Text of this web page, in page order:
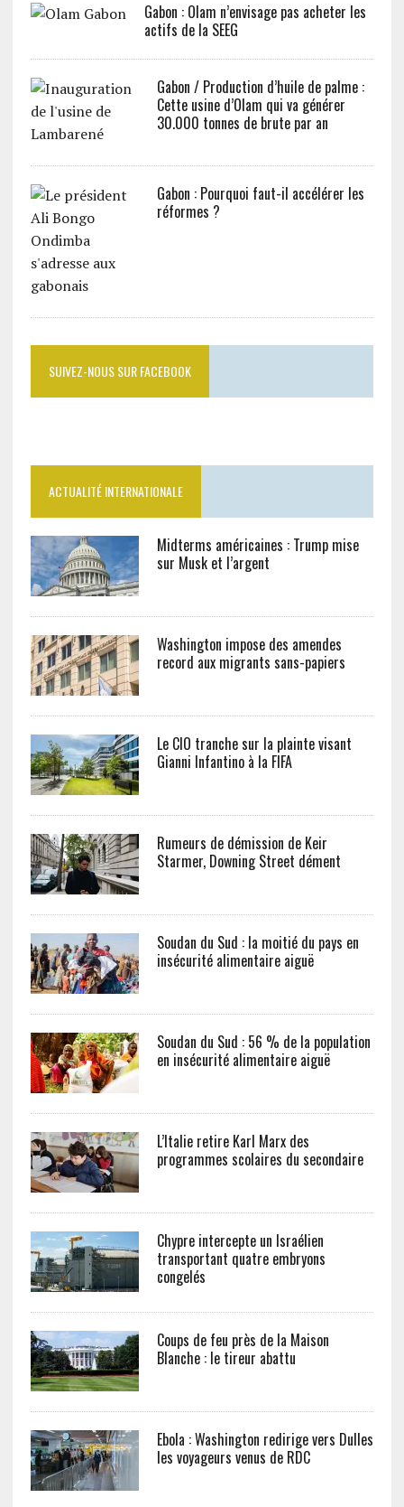
Gabon : Olam n’envisage pas acheter les
actifs de la SEEG
Gabon / Production d’huile de palme :
Cette usine d’Olam qui va générer
30.000 tonnes de brute par an
Gabon : Pourquoi faut-il accélérer les
réformes ?
SUIVEZ-NOUS SUR FACEBOOK
ACTUALITÉ INTERNATIONALE
Midterms américaines : Trump mise
sur Musk et l’argent
Washington impose des amendes
record aux migrants sans-papiers
Le CIO tranche sur la plainte visant
Gianni Infantino à la FIFA
Rumeurs de démission de Keir
Starmer, Downing Street dément
Soudan du Sud : la moitié du pays en
insécurité alimentaire aiguë
Soudan du Sud : 56 % de la population
en insécurité alimentaire aiguë
L’Italie retire Karl Marx des
programmes scolaires du secondaire
Chypre intercepte un Israélien
transportant quatre embryons
congelés
Coups de feu près de la Maison
Blanche : le tireur abattu
Ebola : Washington redirige vers Dulles
les voyageurs venus de RDC